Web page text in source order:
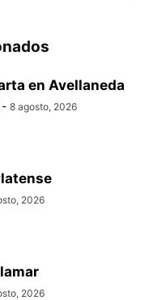
en Avellaneda
- 8 agosto, 2026
2026
2026